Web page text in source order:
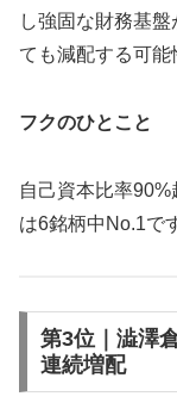
し強固な財務基
ても減配する可能
フクのひとこと
自己資本比率
は6銘柄中No.1で
第3位｜澁澤
連続増配